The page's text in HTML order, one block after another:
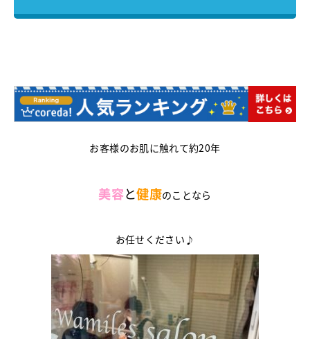
お客様のお肌に触れて約20年
美容と健康のことなら
お任せください♪